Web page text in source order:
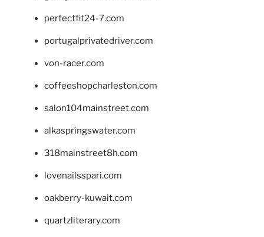
perfectfit24-7.com
portugalprivatedriver.com
von-racer.com
coffeeshopcharleston.com
salon104mainstreet.com
alkaspringswater.com
318mainstreet8h.com
lovenailsspari.com
oakberry-kuwait.com
quartzliterary.com